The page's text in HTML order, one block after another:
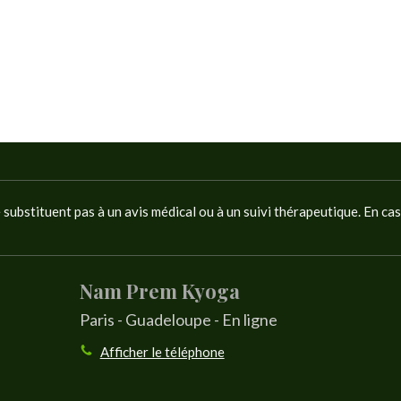
pas à un avis médical ou à un suivi thérapeutique. En
Nam Prem Kyoga
Paris - Guadeloupe - En ligne
Afficher le téléphone